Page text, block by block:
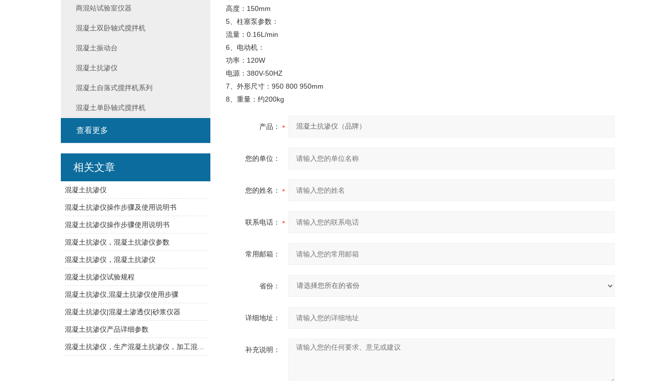
高度：150mm
5、柱塞泵参数：
流量：0.16L/min
6、电动机：
功率：120W
电源：380V-50HZ
7、外形尺寸：950 800 950mm
8、重量：约200kg
产品：
您的单位：
您的姓名：
联系电话：
常用邮箱：
省份：
详细地址：
补充说明：
商混站试验室仪器
混凝土双卧轴式搅拌机
混凝土振动台
混凝土抗渗仪
混凝土自落式搅拌机系列
混凝土单卧轴式搅拌机
查看更多
相关文章
混凝土抗渗仪
混凝土抗渗仪操作步骤及使用说明书
混凝土抗渗仪操作步骤使用说明书
混凝土抗渗仪，混凝土抗渗仪参数
混凝土抗渗仪，混凝土抗渗仪
混凝土抗渗仪试验规程
混凝土抗渗仪,混凝土抗渗仪使用步骤
混凝土抗渗仪|混凝土渗透仪|砂浆仪器
混凝土抗渗仪产品详细参数